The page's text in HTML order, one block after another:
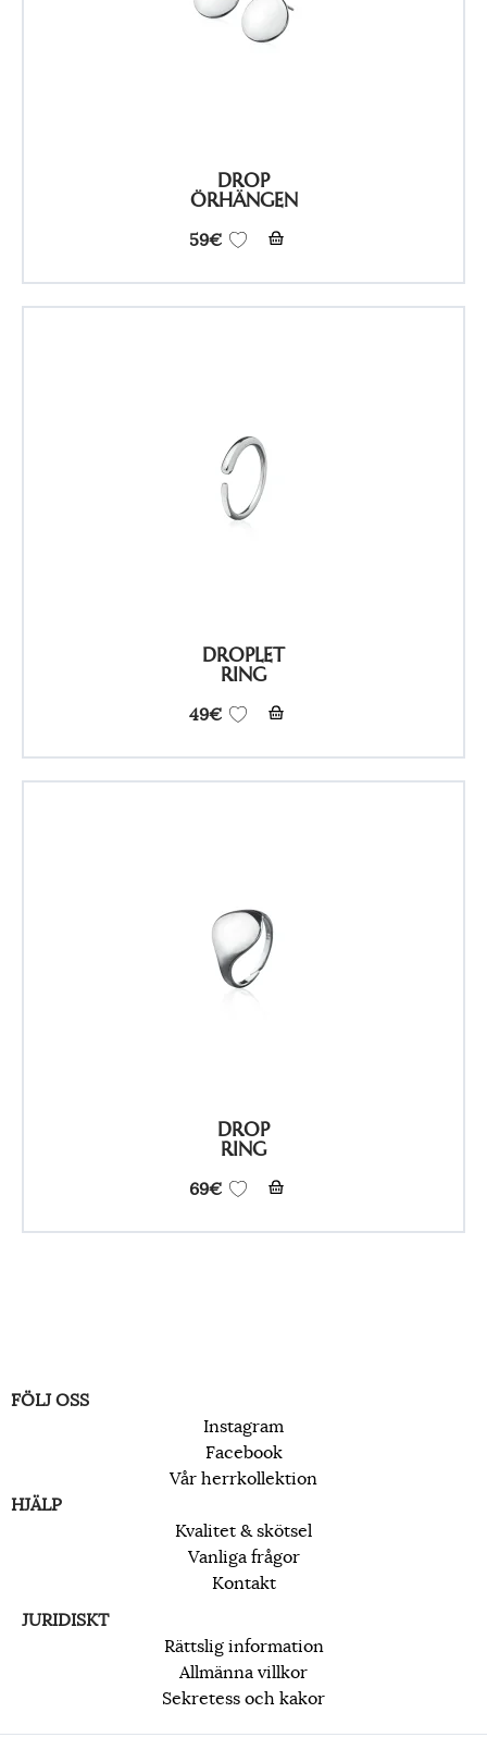
DROP
ÖRHÄNGEN
59€
DROPLET
RING
49€
DROP
RING
69€
FÖLJ OSS
Instagram
Facebook
Vår herrkollektion
HJÄLP
Kvalitet & skötsel
Vanliga frågor
Kontakt
JURIDISKT
Rättslig information
Allmänna villkor
Sekretess och kakor